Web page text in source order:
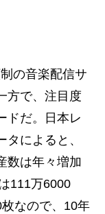
の音楽配信サ
方で、注目度
ドだ。日本レ
によると、
数は年々増加
111万6000
なので、10年